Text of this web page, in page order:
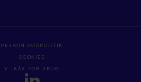
PERSONDATAPOLITIK
COOKIES
VILKÅR FOR BRUG